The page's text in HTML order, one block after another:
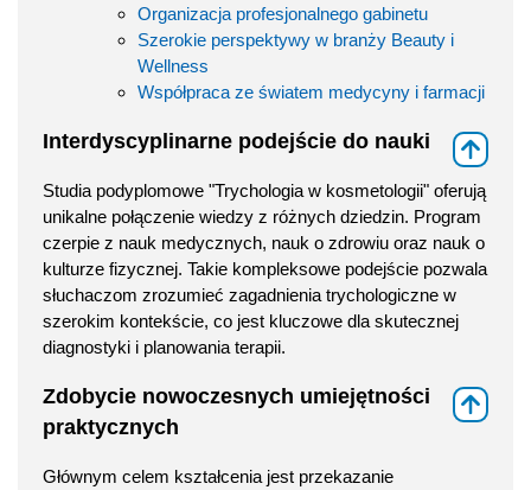
Organizacja profesjonalnego gabinetu
Szerokie perspektywy w branży Beauty i
Wellness
Współpraca ze światem medycyny i farmacji
Interdyscyplinarne podejście do nauki
Studia podyplomowe "Trychologia w kosmetologii" oferują
unikalne połączenie wiedzy z różnych dziedzin. Program
czerpie z nauk medycznych, nauk o zdrowiu oraz nauk o
kulturze fizycznej. Takie kompleksowe podejście pozwala
słuchaczom zrozumieć zagadnienia trychologiczne w
szerokim kontekście, co jest kluczowe dla skutecznej
diagnostyki i planowania terapii.
Zdobycie nowoczesnych umiejętności
praktycznych
Głównym celem kształcenia jest przekazanie